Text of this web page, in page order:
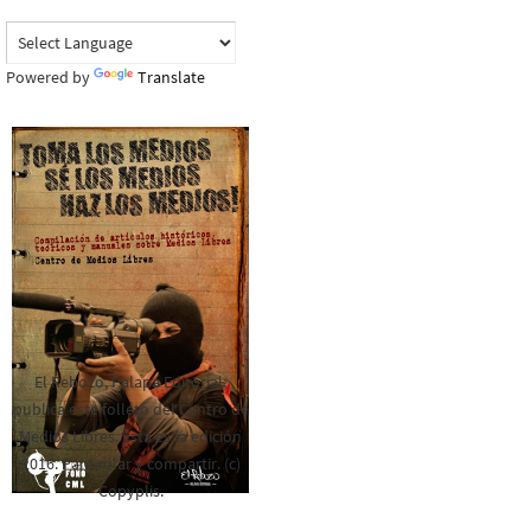
Powered by Translate
El Rebozo, Palapa Editorial,
publica este folleto del Centro de
Medios Libres. Esta es la edición
2016. Para rolar y compartir. (c)
Copyplis.